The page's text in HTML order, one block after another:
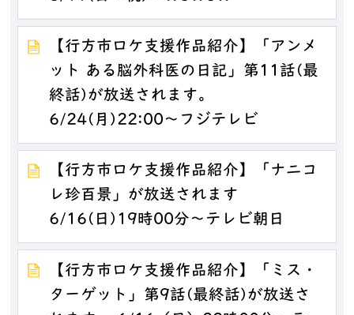
【行方市ロケ支援作品紹介】「アンメ
ット ある脳外科医の日記」第11話(最
終話)が放送されます。
6/24(月)22:00～フジテレビ
【行方市ロケ支援作品紹介】「ナニコ
レ珍百景」が放送されます
6/16(日)19時00分～テレビ朝日
【行方市ロケ支援作品紹介】「ミス・
ターゲット」第9話(最終話)が放送さ